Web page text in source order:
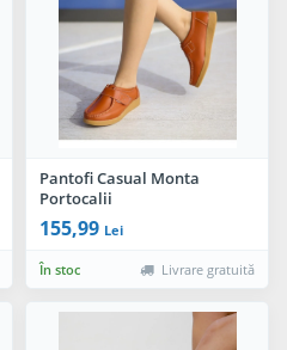
Pantofi Casual Monta
Portocalii
155,99 Lei
În stoc Livrare gratuită